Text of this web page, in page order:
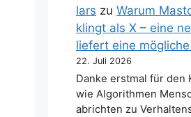
lars zu Warum
klingt als X – eine
liefert eine
22. Juli 2026
Danke erstmal für den
wie Algorithmen
abrichten zu